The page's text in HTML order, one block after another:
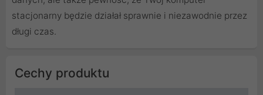
stacjonarny będzie działał sprawnie i niezawodnie przez
długi czas.
Cechy produktu